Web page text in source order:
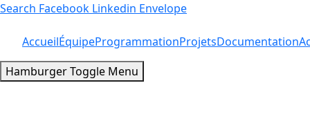
Search Facebook Linkedin Envelope
AccueilÉquipeProgrammationProjetsDocumentation
Hamburger Toggle Menu